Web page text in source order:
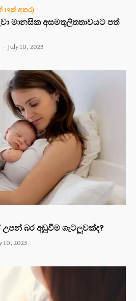
19ත් අතර)
මානසික අසමතුලිතතාවයට පත්
- July 10, 2023
බර අඩුවීම ගැටලුවක්ද?
10, 2023